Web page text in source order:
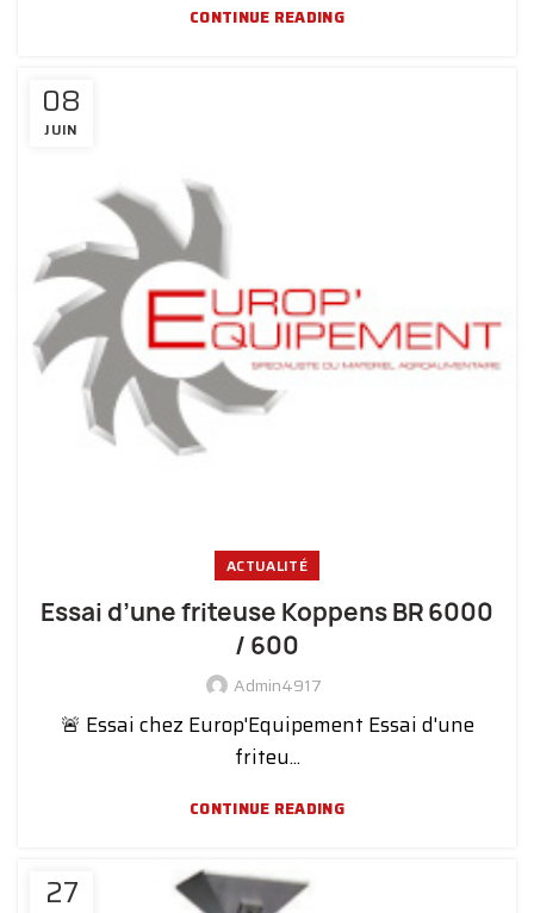
CONTINUE READING
08
JUIN
ACTUALITÉ
Essai d’une friteuse Koppens BR 6000
/ 600
Admin4917
🚨 Essai chez Europ'Equipement Essai d'une
friteu...
CONTINUE READING
27